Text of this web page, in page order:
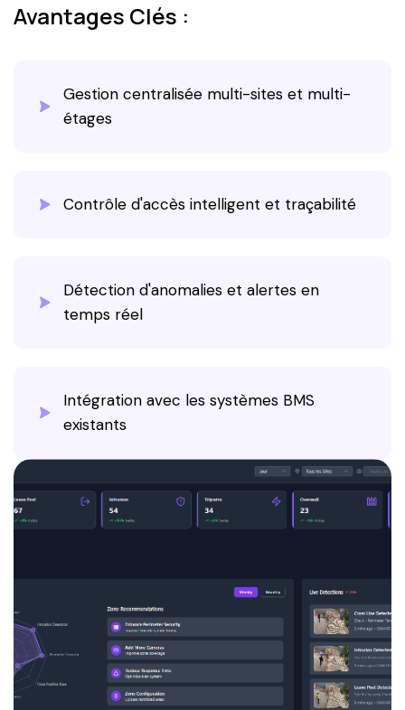
Avantages Clés :
Gestion centralisée multi-sites et multi-
étages
Contrôle d'accès intelligent et traçabilité
Détection d'anomalies et alertes en
temps réel
Intégration avec les systèmes BMS
existants